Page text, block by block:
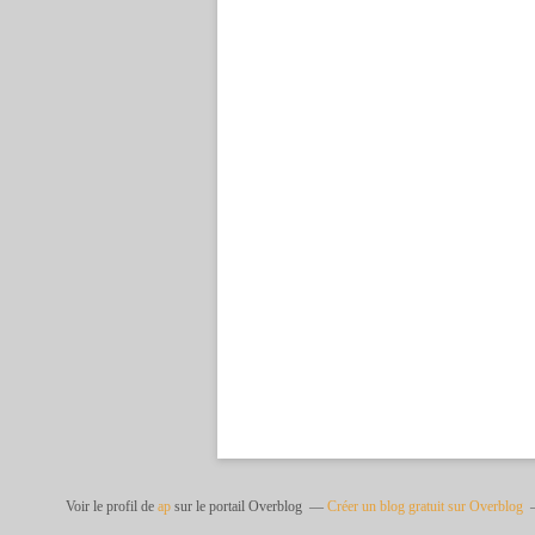
Voir le profil de ap sur le portail Overblog Créer un blog gratuit sur Overblog